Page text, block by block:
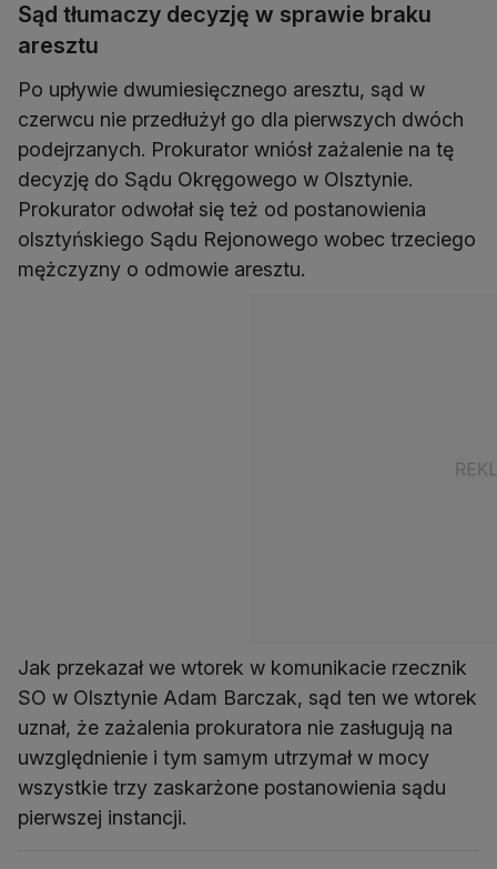
Sąd tłumaczy decyzję w sprawie braku
aresztu
Po upływie dwumiesięcznego aresztu, sąd w
czerwcu nie przedłużył go dla pierwszych dwóch
podejrzanych. Prokurator wniósł zażalenie na tę
decyzję do Sądu Okręgowego w Olsztynie.
Prokurator odwołał się też od postanowienia
olsztyńskiego Sądu Rejonowego wobec trzeciego
mężczyzny o odmowie aresztu.
Jak przekazał we wtorek w komunikacie rzecznik
SO w Olsztynie Adam Barczak, sąd ten we wtorek
uznał, że zażalenia prokuratora nie zasługują na
uwzględnienie i tym samym utrzymał w mocy
wszystkie trzy zaskarżone postanowienia sądu
pierwszej instancji.